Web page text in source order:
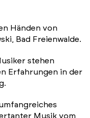
Händen von
Bad Freienwalde.
stehen
Erfahrungen in der
Musik vom